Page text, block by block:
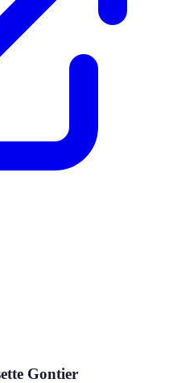
Gontier